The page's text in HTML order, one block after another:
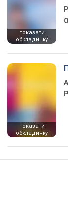
показати
обкладинку
показати
обкладинку